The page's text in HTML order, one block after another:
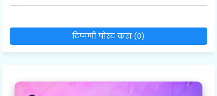
टिप्पणी पोस्ट करा (0)